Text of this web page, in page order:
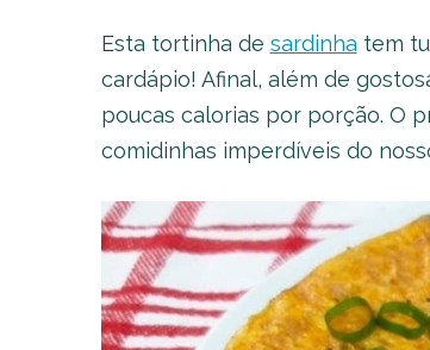
Esta tortinha de sardinha tem
cardápio! Afinal, além de
poucas calorias por porção. O
comidinhas imperdíveis do